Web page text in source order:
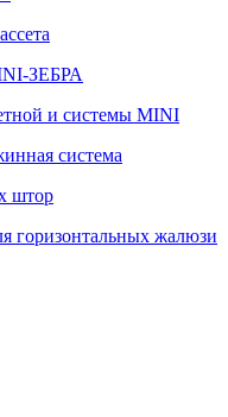
ЗЕБРА
и системы MINI
система
штор
горизонтальных жалюзи